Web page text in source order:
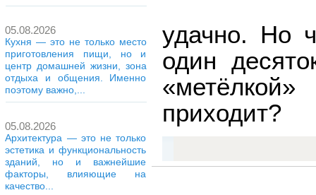
05.08.2026
Кухня — это не только место
приготовления пищи, но и
центр домашней жизни, зона
отдыха и общения. Именно
поэтому важно,...
05.08.2026
Архитектура — это не только
эстетика и функциональность
зданий, но и важнейшие
факторы, влияющие на
качество...
удачно. Но
один
приходит?